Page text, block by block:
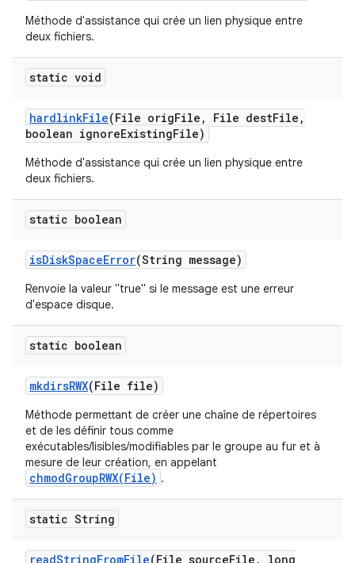
Méthode d'assistance qui crée un lien physique entre
deux fichiers.
static void
hardlinkFile(File origFile , File destFile ,
boolean ignoreExistingFile)
Méthode d'assistance qui crée un lien physique entre
deux fichiers.
static boolean
isDiskSpaceError(String message)
Renvoie la valeur "true" si le message est une erreur
d'espace disque.
static boolean
mkdirsRWX(File file)
Méthode permettant de créer une chaîne de répertoires
et de les définir tous comme
exécutables/lisibles/modifiables par le groupe au fur et à
mesure de leur création, en appelant
chmodGroupRWX(File) .
static String
readStringFromFile(File sourceFile ,
long